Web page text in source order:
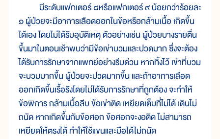
มีระดับแฟกเตอร์ ๘หรือแฟกเตอร์ ๙ น้อยกว่าร้อยละ
๑ ผู้ป่วยจะมีอาการเลือดออกในข้อหรือกล้ามเนื้อ เกิดขึ้น
ได้เอง โดยไม่ได้รับอุบัติเหตุ ตัวอย่างเช่น ผู้ป่วยบางรายตื่น
ขึ้นมาในตอนเช้าพบว่ามีข้อเข่าบวมและปวดมาก ซึ่งจะต้อง
ได้รับการรักษาจากแพทย์อย่างรีบด่วน หากทิ้งไว้ เข่าที่บวม
จะบวมมากขึ้น ผู้ป่วยจะปวดมากขึ้น และถ้าอาการเลือด
ออกเกิดขึ้นเรื้อรังโดยไม่ได้รับการรักษาที่ถูกต้อง จะทำให้
ข้อพิการ กล้ามเนื้อลีบ ข้อเข่าติด เหยียดเต็มที่ไม่ได้ เดินไม่
ถนัด หากเกิดขึ้นกับข้อศอก ข้อศอกจะงอติด ไม่สามารถ
เหยียดให้ตรงได้ ทำให้ใช้แขนและมือได้ไม่ถนัด